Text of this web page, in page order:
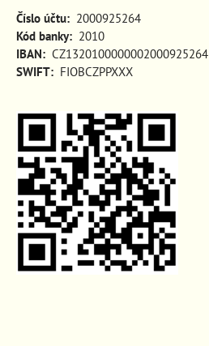
Číslo účtu: 2000925264
Kód banky: 2010
IBAN: CZ1320100000002000925264
SWIFT: FIOBCZPPXXX